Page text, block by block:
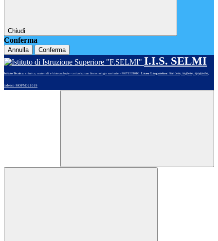
Chiudi
Conferma
Annulla Conferma
I.I.S. SELMI
Istituto Tecnico: chimica, materiali e biotecnologie - articolazione biotecnologie sanitarie - MOTE02101G Liceo Linguistico: francese, inglese, spagnolo,
tedesco MOPM021019